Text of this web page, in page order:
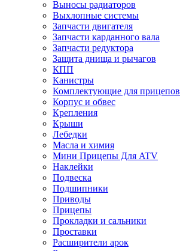
Выносы радиаторов
Выхлопные системы
Запчасти двигателя
Запчасти карданного вала
Запчасти редуктора
Защита днища и рычагов
КПП
Канистры
Комплектующие для прицепов
Корпус и обвес
Крепления
Крыши
Лебедки
Масла и химия
Мини Прицепы Для ATV
Наклейки
Подвеска
Подшипники
Приводы
Прицепы
Прокладки и сальники
Проставки
Расширители арок